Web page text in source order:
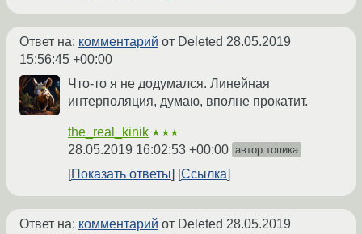
Ответ на: комментарий от Deleted 28.05.2019
15:56:45 +00:00
Что-то я не додумался. Линейная
интерполяция, думаю, вполне прокатит.
the_real_kinik ★★★
28.05.2019 16:02:53 +00:00 автор топика
Показать ответы Ссылка
Ответ на: комментарий от Deleted 28.05.2019